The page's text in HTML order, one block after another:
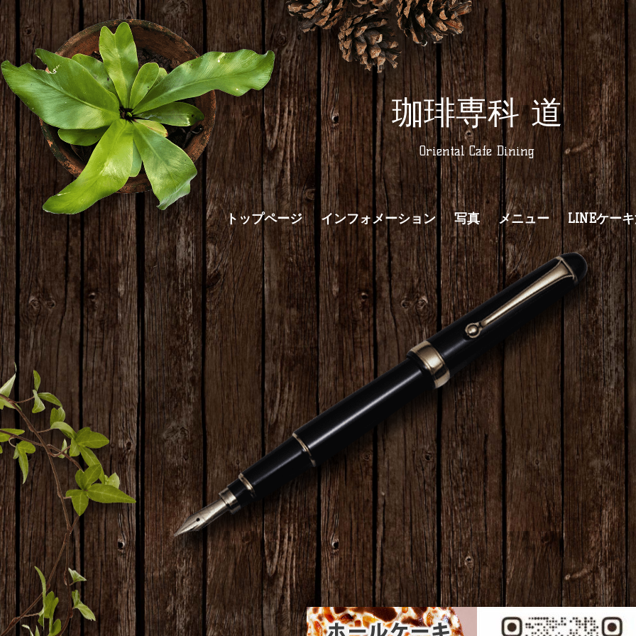
珈琲専科 道
Oriental Cafe Dining
トップページ インフォメーション 写真 メニュー LINEケー